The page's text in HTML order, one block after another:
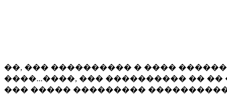
��, ��� ���������� � ����
����...����, ��� ���������� ��
��� ����� ���������